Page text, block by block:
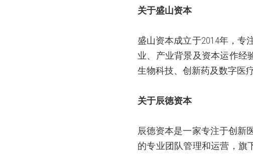
关于盛山资本
盛山资本成立于2014年，专
业、产业背景及资本运作经
生物科技、创新药及数字医
关于辰徳资本
辰德资本是一家专注于创新
的专业团队管理和运营，旗